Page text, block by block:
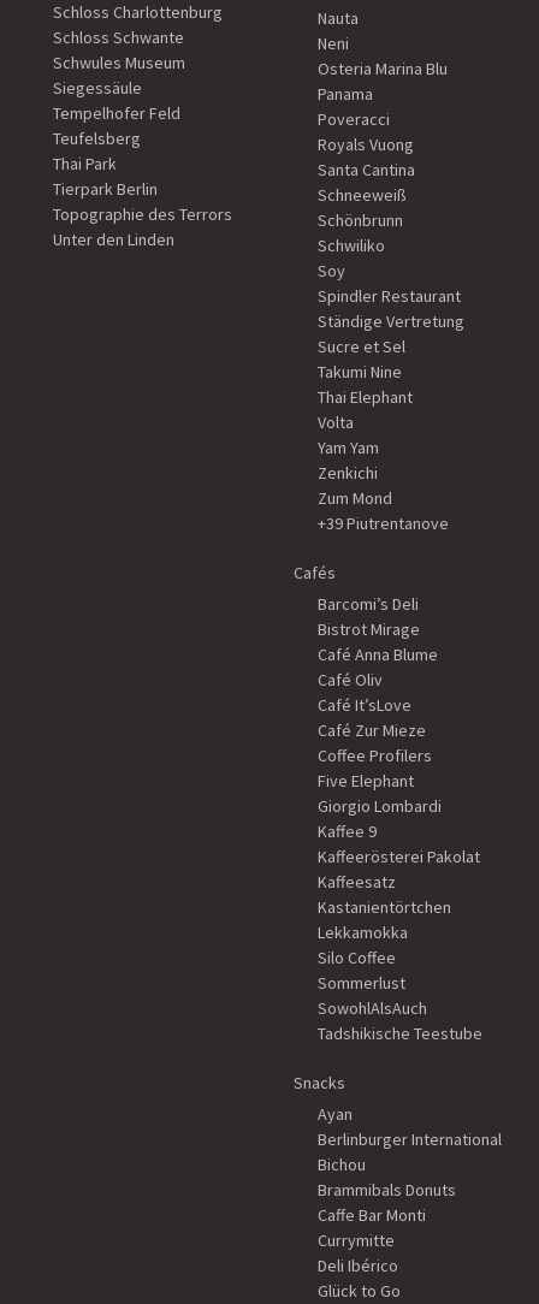
Schloss Charlottenburg
Schloss Schwante
Schwules Museum
Siegessäule
Tempelhofer Feld
Teufelsberg
Thai Park
Tierpark Berlin
Topographie des Terrors
Unter den Linden
Nauta
Neni
Osteria Marina Blu
Panama
Poveracci
Royals Vuong
Santa Cantina
Schneeweiß
Schönbrunn
Schwiliko
Soy
Spindler Restaurant
Ständige Vertretung
Sucre et Sel
Takumi Nine
Thai Elephant
Volta
Yam Yam
Zenkichi
Zum Mond
+39 Piutrentanove
Cafés
Barcomi’s Deli
Bistrot Mirage
Café Anna Blume
Café Oliv
Café It’sLove
Café Zur Mieze
Coffee Profilers
Five Elephant
Giorgio Lombardi
Kaffee 9
Kaffeerösterei Pakolat
Kaffeesatz
Kastanientörtchen
Lekkamokka
Silo Coffee
Sommerlust
SowohlAlsAuch
Tadshikische Teestube
Snacks
Ayan
Berlinburger International
Bichou
Brammibals Donuts
Caffe Bar Monti
Currymitte
Deli Ibérico
Glück to Go